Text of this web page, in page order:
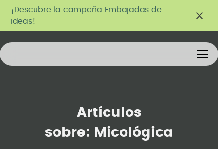
¡Descubre la campaña Embajadas de
Ideas!
Artículos
sobre:
Micológica